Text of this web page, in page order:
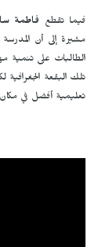
فيما تقطع فاطمة
مشيرة إلى أن
الطالبات على تنمية
تلك البقعة
تعليمية أفضل في